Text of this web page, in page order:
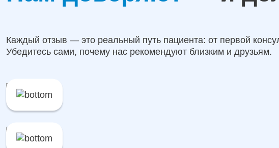
Каждый отзыв — это реальный путь пациента: от первой
Убедитесь сами, почему нас рекомендуют близким и друзьям.